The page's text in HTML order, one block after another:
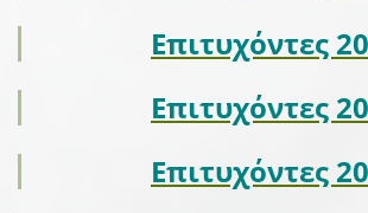
Επιτυχόντες
Επιτυχόντες
Επιτυχόντες